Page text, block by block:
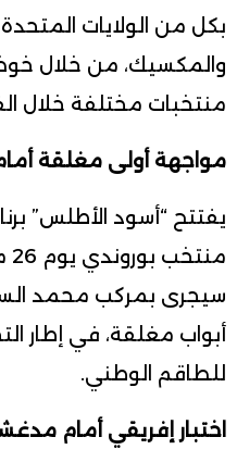
بكل من الولايات المتحدة
والمكسيك، من خلال
منتخبات مختلفة خلال
مواجهة أولى مغلقة
يفتتح “أسود الأطلس”
سيجرى بمركب محمد
أبواب مغلقة، في إطار
للطاقم الوطني.
اختبار إفريقي أمام